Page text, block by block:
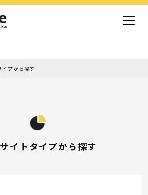
ン
もり系
ズ
トリアル
ン視
ュアリー
ン
ン
ニメーション
感
イプから探す
イトタイプから探す